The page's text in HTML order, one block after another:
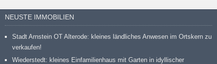
NEUSTE IMMOBILIEN
Stadt Arnstein OT Alterode: kleines ländliches Anwesen im Ortskern zu
verkaufen!
Wiederstedt: kleines Einfamilienhaus mit Garten in idyllischer